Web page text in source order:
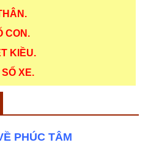
.
CON .
KIỀU.
XE.
PHÚC TÂM